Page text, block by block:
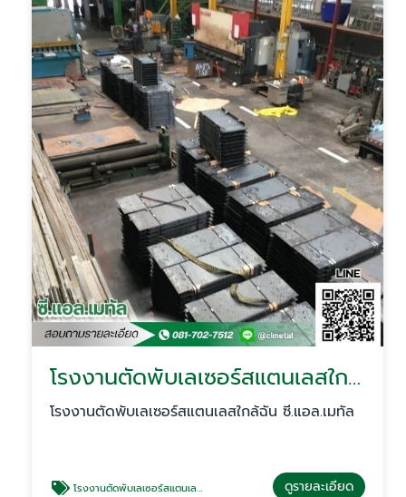
โรงงานตัดพับเลเซอร์สแตนเลสใกล้ฉัน
โรงงานตัดพับเลเซอร์สแตนเลสใกล้ฉัน ซี.แอล.เมทัล
โรงงานตัดพับเลเซอร์สแตนเลสใกล้ฉัน ดูรายละเอียด